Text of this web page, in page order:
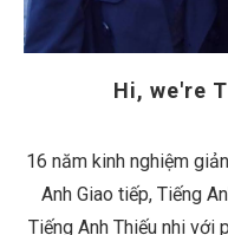
Hi, we're
16 năm kinh nghiệm
Anh Giao tiếp, Tiếng
Tiếng Anh Thiếu nhi với